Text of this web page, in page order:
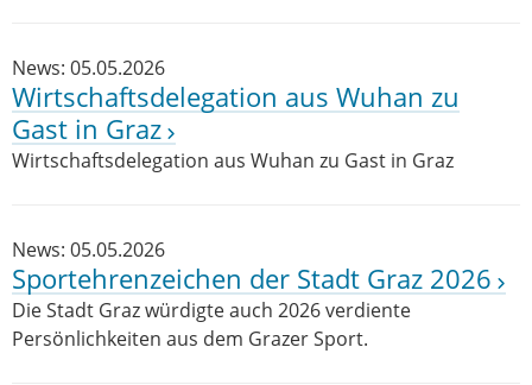
News: 05.05.2026
Wirtschaftsdelegation aus Wuhan zu
Gast in Graz
Wirtschaftsdelegation aus Wuhan zu Gast in Graz
News: 05.05.2026
Sportehrenzeichen der Stadt Graz 2026
Die Stadt Graz würdigte auch 2026 verdiente
Persönlichkeiten aus dem Grazer Sport.